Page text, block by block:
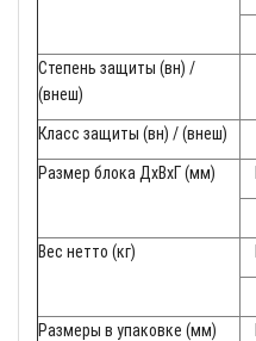
Степень защиты (вн) /
(внеш)
Класс защиты (вн) / (внеш)
Размер блока ДхВхГ (мм)
Вес нетто (кг)
Размеры в упаковке (мм)